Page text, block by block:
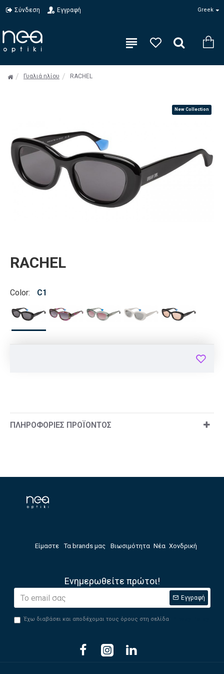
Σύνδεση Εγγραφή Greek
Γυαλιά ηλίου RACHEL
New Collection
RACHEL
Color: C1
ΠΛΗΡΟΦΟΡΊΕΣ ΠΡΟΪΌΝΤΟΣ
Είμαστε Τα brands μας Βιωσιμότητα Νέα Χονδρική
Ενημερωθείτε πρώτοι!
Εγγραφή
Έχω διαβάσει και αποδέχομαι τους όρους στη σελίδα